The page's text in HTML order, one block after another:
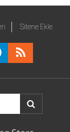
Sitene Ekle